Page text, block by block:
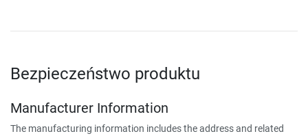
Bezpieczeństwo produktu
Manufacturer Information
The manufacturing information includes the address and related